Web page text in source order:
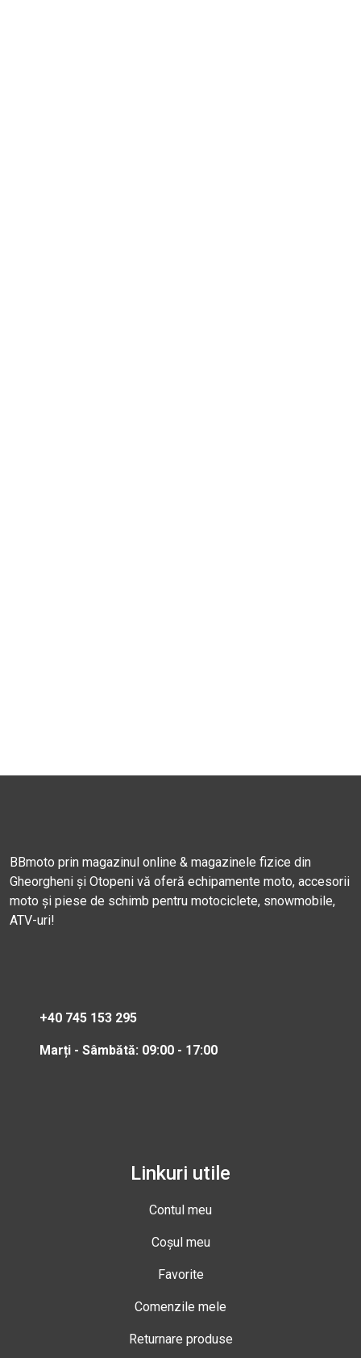
BBmoto prin magazinul online & magazinele fizice din
Gheorgheni și Otopeni vă oferă echipamente moto, accesorii
moto și piese de schimb pentru motociclete, snowmobile,
ATV-uri!
+40 745 153 295
Marți - Sâmbătă: 09:00 - 17:00
Linkuri utile
Contul meu
Coșul meu
Favorite
Comenzile mele
Returnare produse